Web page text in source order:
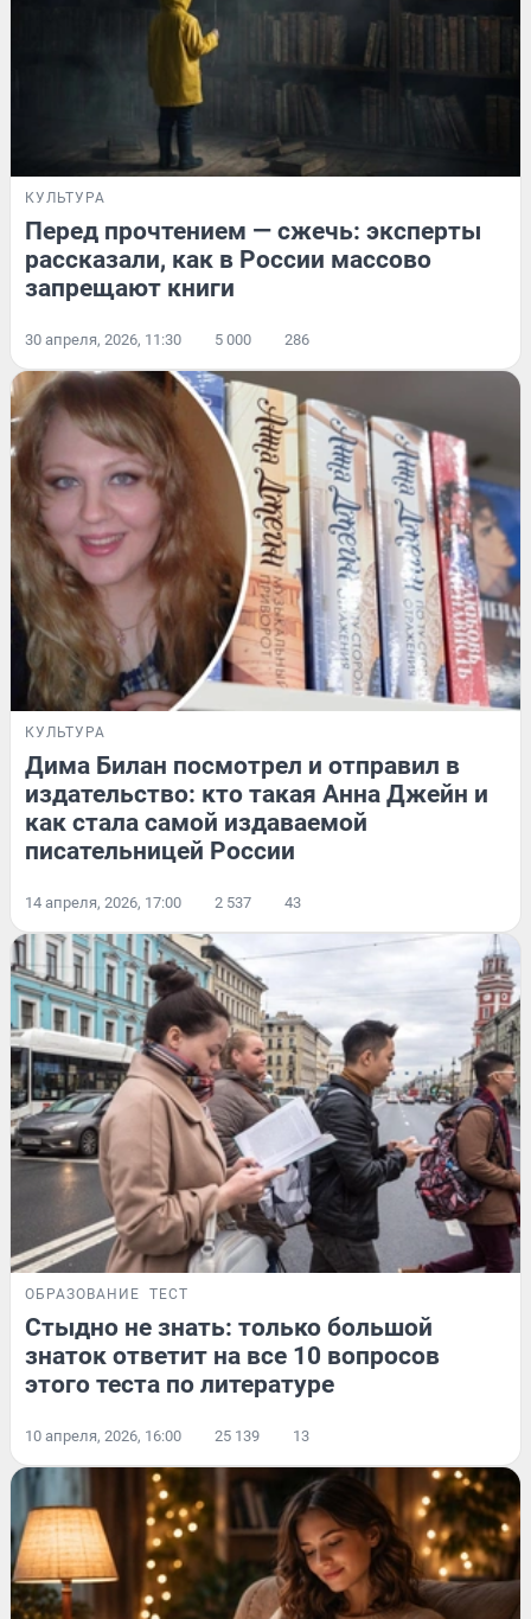
КУЛЬТУРА
Перед прочтением — сжечь: эксперты
рассказали, как в России массово
запрещают книги
30 апреля, 2026, 11:30 5 000 286
КУЛЬТУРА
Дима Билан посмотрел и отправил в
издательство: кто такая Анна Джейн и
как стала самой издаваемой
писательницей России
14 апреля, 2026, 17:00 2 537 43
ОБРАЗОВАНИЕ ТЕСТ
Стыдно не знать: только большой
знаток ответит на все 10 вопросов
этого теста по литературе
10 апреля, 2026, 16:00 25 139 13